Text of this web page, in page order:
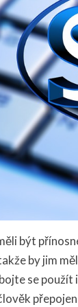
být
by jim měl
se použít